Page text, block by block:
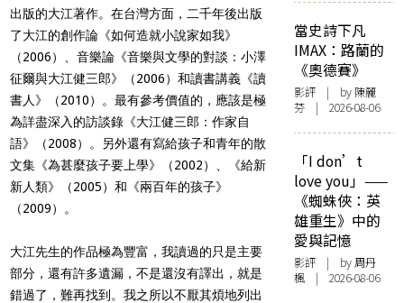
出版的大江著作。在台灣方面，二千年後出版
了大江的創作論《如何造就小說家如我》
（2006）、音樂論《音樂與文學的對談：小澤
征爾與大江健三郎》（2006）和讀書講義《讀
書人》（2010）。最有參考價值的，應該是極
為詳盡深入的訪談錄《大江健三郎：作家自
語》（2008）。另外還有寫給孩子和青年的散
文集《為甚麼孩子要上學》（2002）、《給新
新人類》（2005）和《兩百年的孩子》
（2009）。
大江先生的作品極為豐富，我讀過的只是主要
部分，還有許多遺漏，不是還沒有譯出，就是
錯過了，難再找到。我之所以不厭其煩地列出
當史詩下凡
IMAX：路蘭的
《奧德賽》
影評 | by 陳麗
芬 | 2026-08-06
「I don’t
love you」——
《蜘蛛俠：英
雄重生》中的
愛與記憶
影評 | by周丹
楓 | 2026-08-06